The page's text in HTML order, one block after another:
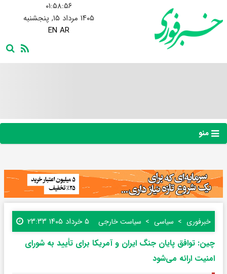
۰۱:۵۸:۵۷
۱۴۰۵ مرداد ۱۵, پنجشنبه
EN AR
منو
خبرفوری سیاسی سیاست خارجی ۵ خرداد ۱۴۰۵ ۲۳:۳۳
چین: توافق پایان جنگ ایران و‌ آمریکا برای تأیید به شورای
امنیت ارائه می‌شود